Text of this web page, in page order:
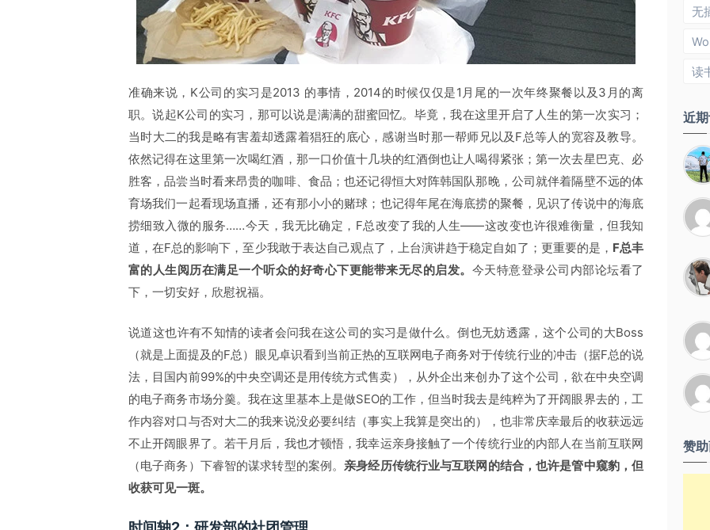
准确来说，K公司的实习是2013 的事情，2014的时候仅仅是1月尾的一次年终聚餐以及3月的离
职。说起K公司的实习，那可以说是满满的甜蜜回忆。毕竟，我在这里开启了人生的第一次实习；
当时大二的我是略有害羞却透露着猖狂的底心，感谢当时那一帮师兄以及F总等人的宽容及教导。
依然记得在这里第一次喝红酒，那一口价值十几块的红酒倒也让人喝得紧张；第一次去星巴克、必
胜客，品尝当时看来昂贵的咖啡、食品；也还记得恒大对阵韩国队那晚，公司就伴着隔壁不远的体
育场我们一起看现场直播，还有那小小的赌球；也记得年尾在海底捞的聚餐，见识了传说中的海底
捞细致入微的服务……今天，我无比确定，F总改变了我的人生——这改变也许很难衡量，但我知
道，在F总的影响下，至少我敢于表达自己观点了，上台演讲趋于稳定自如了；更重要的是， F总丰
富的人生阅历在满足一个听众的好奇心下更能带来无尽的启发。 今天特意登录公司内部论坛看了
下，一切安好，欣慰祝福。
说道这也许有不知情的读者会问我在这公司的实习是做什么。倒也无妨透露，这个公司的大Boss
（就是上面提及的F总）眼见卓识看到当前正热的互联网电子商务对于传统行业的冲击（据F总的说
法，目国内前99%的中央空调还是用传统方式售卖），从外企出来创办了这个公司，欲在中央空调
的电子商务市场分羹。我在这里基本上是做SEO的工作，但当时我去是纯粹为了开阔眼界去的，工
作内容对口与否对大二的我来说没必要纠结（事实上我算是突出的），也非常庆幸最后的收获远远
不止开阔眼界了。若干月后，我也才顿悟，我幸运亲身接触了一个传统行业的内部人在当前互联网
（电子商务）下睿智的谋求转型的案例。 亲身经历传统行业与互联网的结合，也许是管中窥豹，但
收获可见一斑。
无
读
近
赞